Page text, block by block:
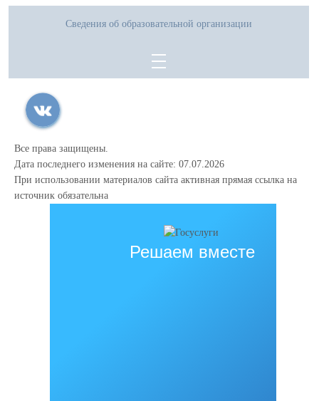
Сведения об образовательной организации
Все права защищены.
Дата последнего изменения на сайте: 07.07.2026
При использовании материалов сайта активная прямая ссылка на
источник обязательна
Решаем вместе